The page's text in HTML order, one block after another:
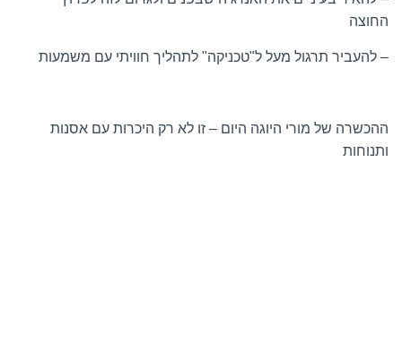
החוצה
– להעביר תרגול מעל ל"טכניקה" לתהליך חוויתי עם משמעות
ההכשרה של מורי היוגה היום – זו לא רק היכרות עם אסנות
ותנוחות